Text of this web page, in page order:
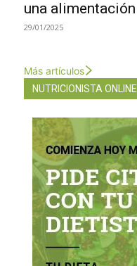
una
29/01/2025
Más artículos
NUTRICIONISTA ONLINE